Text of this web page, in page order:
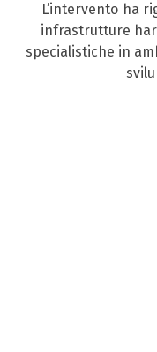
L’intervento ha
infrastrutture
specialistiche in